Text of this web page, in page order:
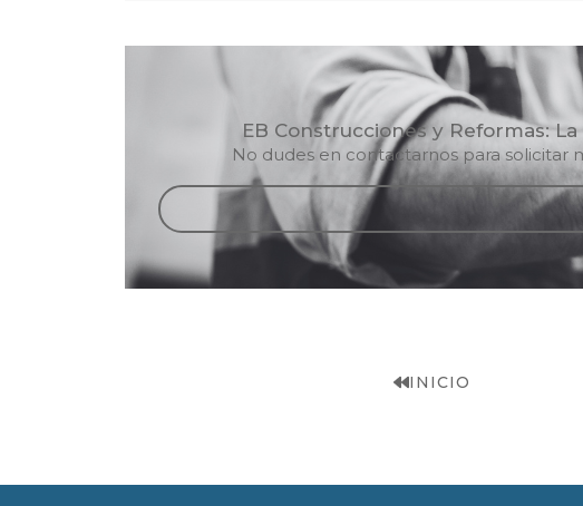
EB Construcciones y Reformas:
No dudes en contactarnos para solicitar
INICIO